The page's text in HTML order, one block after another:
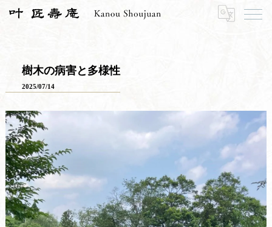
HOME 樹木の病害と多様性
樹木の病害と多様性
2025/07/14